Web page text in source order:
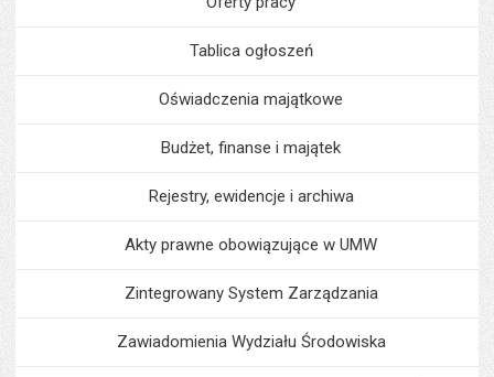
Tablica ogłoszeń
Oświadczenia majątkowe
Budżet, finanse i majątek
Rejestry, ewidencje i archiwa
Akty prawne obowiązujące w UMW
Zintegrowany System Zarządzania
Zawiadomienia Wydziału Środowiska